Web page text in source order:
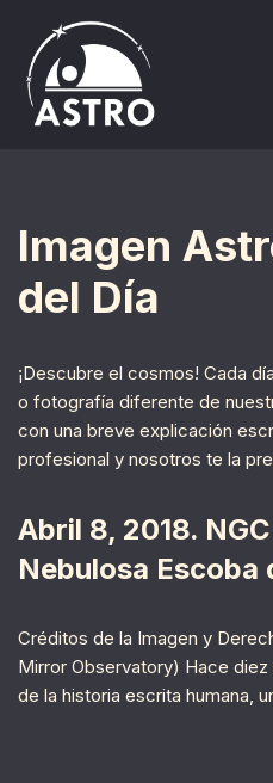
Saltar
al
contenido
Imagen
del Día
¡Descubre el cosmos! Cada
o fotografía diferente de
con una breve explicación
profesional y nosotros te la
Abril 8, 2018.
Nebulosa Escoba
Créditos de la Imagen y
Mirror Observatory) Hace
de la historia escrita humana,